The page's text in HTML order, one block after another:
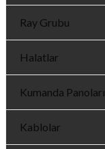
Ray Grubu
Halatlar
Kumanda Panoları
Kablolar